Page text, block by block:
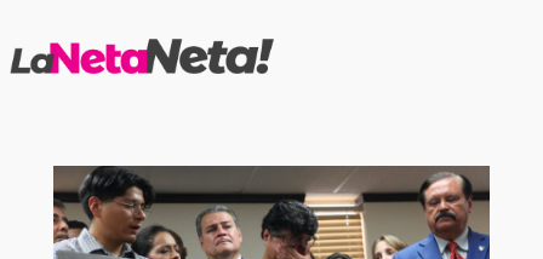
al